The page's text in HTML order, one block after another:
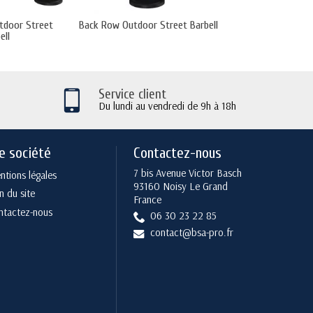
Street
Back Row Outdoor Street Barbell
Service client
Du lundi au vendredi de 9h à 18h
société
légales
du site
nous
Contactez-nous
7 bis Avenue Victor Basch
93160 Noisy Le Grand
France
06 30 23 22 85
contact@bsa-pro.fr